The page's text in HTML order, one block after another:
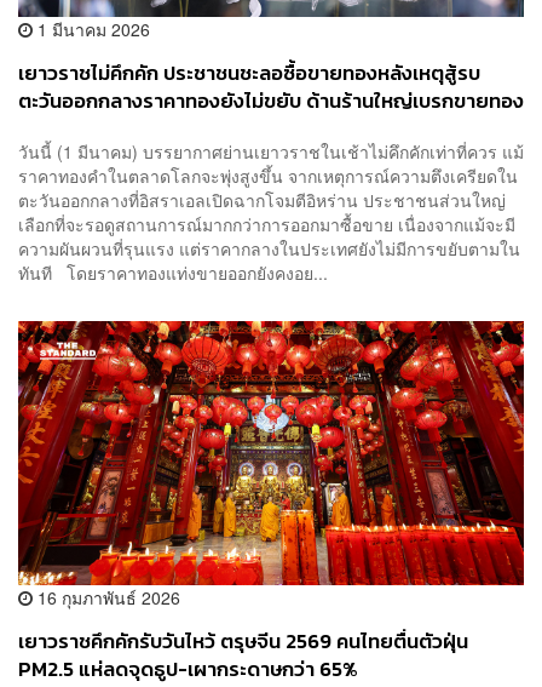
1 มีนาคม 2026
เยาวราชไม่คึกคัก ประชาชนชะลอซื้อขายทองหลังเหตุสู้รบ
ตะวันออกกลางราคาทองยังไม่ขยับ ด้านร้านใหญ่เบรกขายทอง
วันนี้ (1 มีนาคม) บรรยากาศย่านเยาวราชในเช้าไม่คึกคักเท่าที่ควร แม้
ราคาทองคำในตลาดโลกจะพุ่งสูงขึ้น จากเหตุการณ์ความตึงเครียดใน
ตะวันออกกลางที่อิสราเอลเปิดฉากโจมตีอิหร่าน ประชาชนส่วนใหญ่
เลือกที่จะรอดูสถานการณ์มากกว่าการออกมาซื้อขาย เนื่องจากแม้จะมี
ความผันผวนที่รุนแรง แต่ราคากลางในประเทศยังไม่มีการขยับตามใน
ทันที โดยราคาทองแท่งขายออกยังคงอย...
16 กุมภาพันธ์ 2026
เยาวราชคึกคักรับวันไหว้ ตรุษจีน 2569 คนไทยตื่นตัวฝุ่น
PM2.5 แห่ลดจุดธูป-เผากระดาษกว่า 65%